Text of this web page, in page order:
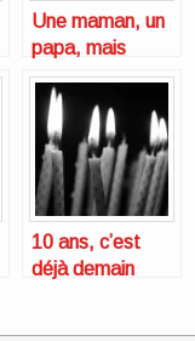
Une maman, un
papa, mais
seulement deux
bras…
10 ans, c’est
déjà demain